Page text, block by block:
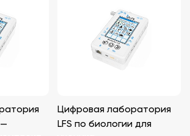
Цифровая лаборатория
LFS по биологии для